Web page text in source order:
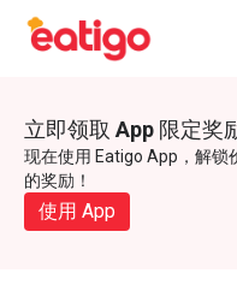
立即领取 App 限定奖
现在使用 Eatigo App，解锁
的奖励！
使用 App